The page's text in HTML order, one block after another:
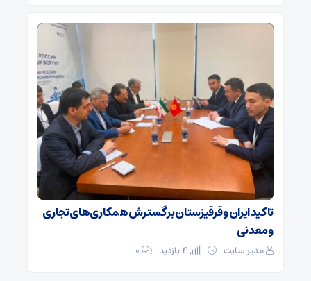
تاکید ایران و قرقیزستان بر گسترش همکاری‌های تجاری
و معدنی
مدیر سایت ۰